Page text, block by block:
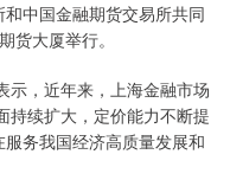
中国金融期货交易所共同
货大厦举行。
，近年来，上海金融市场
持续扩大，定价能力不断提
务我国经济高质量发展和